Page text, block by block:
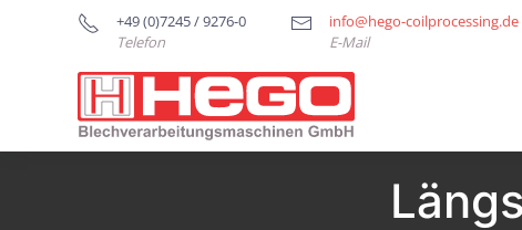
+49 (0)7245 / 9276-0
Telefon
info@hego-coilprocessing.de
E-Mail